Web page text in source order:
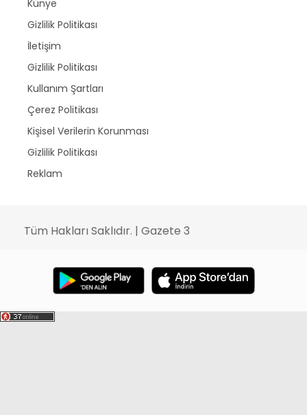
Künye
Gizlilik Politikası
İletişim
Gizlilik Politikası
Kullanım Şartları
Çerez Politikası
Kişisel Verilerin Korunması
Gizlilik Politikası
Reklam
Tüm Hakları Saklıdır. | Gazete 3